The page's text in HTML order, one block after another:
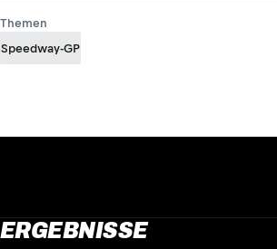
Themen
Speedway-GP
ERGEBNISSE